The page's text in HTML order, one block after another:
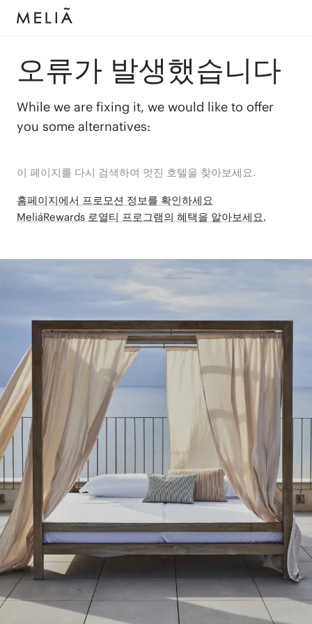
오류가 발생했습니다
While we are fixing it, we would like to offer
you some alternatives:
이 페이지를 다시 검색하여 멋진 호텔을 찾아보세요.
홈페이지에서 프로모션 정보를 확인하세요
MeliáRewards 로열티 프로그램의 혜택을 알아보세요.